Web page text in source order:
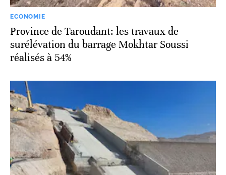
ECONOMIE
Province de Taroudant: les travaux de
surélévation du barrage Mokhtar Soussi
réalisés à 54%